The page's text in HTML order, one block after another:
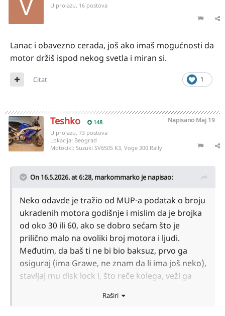
U prolazu, 16 postova
Lanac i obavezno cerada, još ako imaš mogućnosti da
motor držiš ispod nekog svetla i miran si.
1
Citat
Teshko 148 Napisano Maj 19
U prolazu, 73 postova
Lokacija: Beograd
Motocikl: Suzuki SV650S K3, Voge 300 Rally
On 16.5.2026. at 6:28, markommarko je napisao:
Neko odavde je tražio od MUP-a podatak o broju
ukradenih motora godišnje i mislim da je brojka
od oko 30 ili 60, ako se dobro sećam što je
prilično malo na ovoliki broj motora i ljudi.
Međutim, da baš ti ne bi bio baksuz, prvo ga
osiguraj (ima Grawe, ne znam da li ima još neko),
stavljaj mu disk lock i, što reče kolega, veži ga
Pokrivanje ceradom je uvek dobra stvar.
Raširi